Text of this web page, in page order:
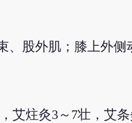
、股外肌；膝上外侧
艾炷灸3～7壮，艾条